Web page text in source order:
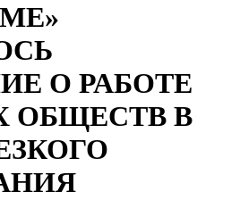
О РАБОТЕ
ОБЩЕСТВ В